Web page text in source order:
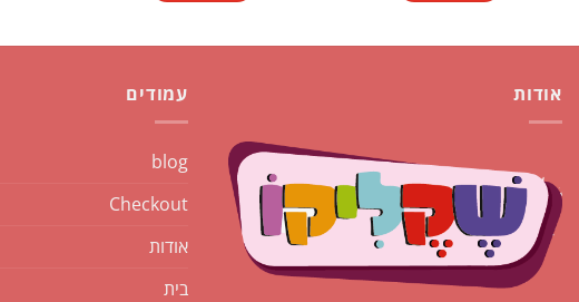
אודות עמודים
blog
Checkout
אודות
בית